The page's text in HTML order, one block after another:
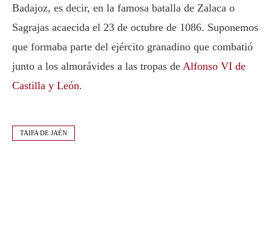
Badajoz, es decir, en la famosa batalla de Zalaca o
Sagrajas acaecida el 23 de octubre de 1086. Suponemos
que formaba parte del ejército granadino que combatió
junto a los almorávides a las tropas de Alfonso VI de
Castilla y León.
TAIFA DE JAÉN